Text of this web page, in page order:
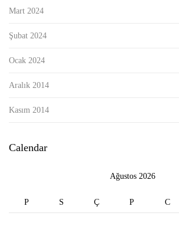
Mart 2024
Şubat 2024
Ocak 2024
Aralık 2014
Kasım 2014
Calendar
Ağustos 2026
P S Ç P C